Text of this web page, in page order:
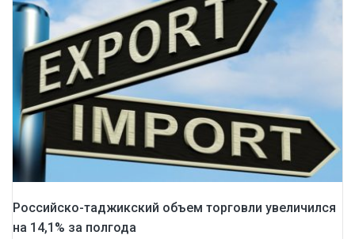
Российско-таджикский объем торговли увеличился
на 14,1% за полгода